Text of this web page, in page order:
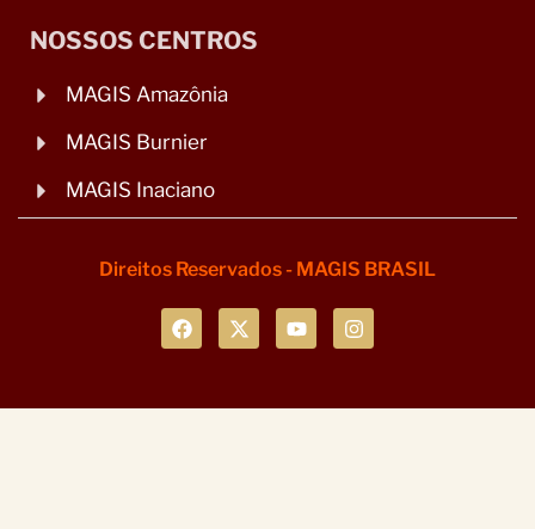
NOSSOS CENTROS
MAGIS Amazônia
MAGIS Burnier
MAGIS Inaciano
Direitos Reservados - MAGIS BRASIL